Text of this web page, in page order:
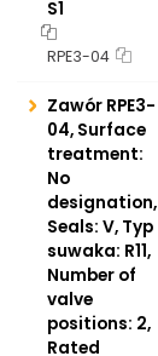
S1
RPE3-04
Zawór RPE3-
04, Surface
treatment:
No
designation,
Seals: V, Typ
suwaka: R11,
Number of
valve
positions: 2,
Rated